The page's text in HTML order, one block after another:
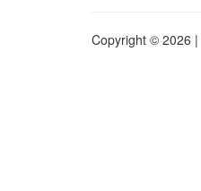
Copyright © 2026 |